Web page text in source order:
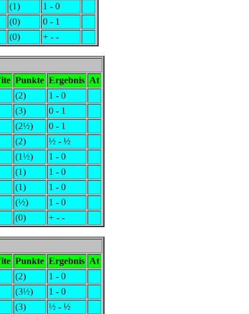
(1)
1 - 0
(0)
0 - 1
(0) + - -
Punkte Ergebnis At
(2)
1 - 0
(3)
0 - 1
(2½)
0 - 1
(2)
½ - ½
(1½)
1 - 0
(1)
1 - 0
(1)
1 - 0
(½)
1 - 0
(0) + - -
Punkte Ergebnis At
(2)
1 - 0
(3½)
1 - 0
(3)
½ - ½